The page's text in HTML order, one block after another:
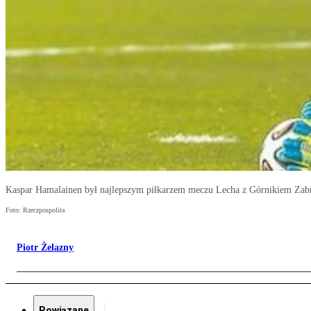
Kaspar Hamalainen był najlepszym piłkarzem meczu Lecha z Górnikiem
Foto: Rzeczpospolita
Piotr Żelazny